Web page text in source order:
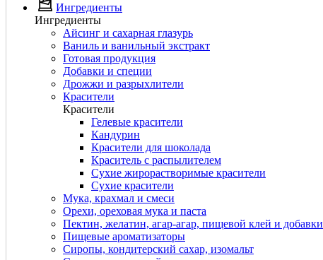
Ингредиенты
Ингредиенты
Айсинг и сахарная глазурь
Ваниль и ванильный экстракт
Готовая продукция
Добавки и специи
Дрожжи и разрыхлители
Красители
Красители
Гелевые красители
Кандурин
Красители для шоколада
Краситель с распылителем
Сухие жирорастворимые красители
Сухие красители
Мука, крахмал и смеси
Орехи, ореховая мука и паста
Пектин, желатин, агар-агар, пищевой клей и добавки
Пищевые ароматизаторы
Сиропы, кондитерский сахар, изомальт